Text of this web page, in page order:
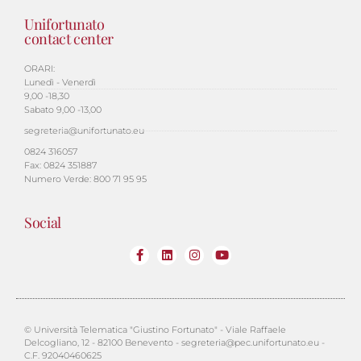
Unifortunato
contact center
ORARI:
Lunedì - Venerdì
9,00 -18,30
Sabato 9,00 -13,00
segreteria@unifortunato.eu
0824 316057
Fax: 0824 351887
Numero Verde: 800 71 95 95
Social
© Università Telematica "Giustino Fortunato" - Viale Raffaele
Delcogliano, 12 - 82100 Benevento - segreteria@pec.unifortunato.eu -
C.F. 92040460625